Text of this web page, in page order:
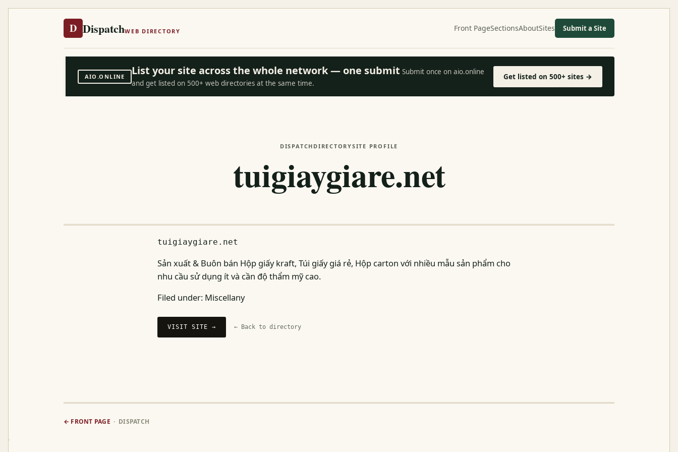
D DispatchWEB DIRECTORY Front PageSectionsAboutSites Submit a Site
AIO.ONLINE List your site across the whole network — one submit Submit once on aio.online
and get listed on 500+ web directories at the same time.
Get listed on 500+ sites →
DISPATCH DIRECTORYSITE PROFILE
tuigiaygiare.net
tuigiaygiare.net
Sản xuất & Buôn bán Hộp giấy kraft, Túi giấy giá rẻ, Hộp carton với nhiều mẫu sản phẩm cho
nhu cầu sử dụng ít và cần độ thẩm mỹ cao.
Filed under: Miscellany
VISIT SITE → ← Back to directory
← FRONT PAGE · DISPATCH